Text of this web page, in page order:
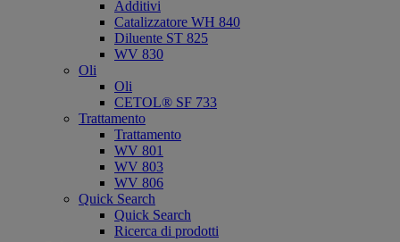
Additivi
Catalizzatore WH 840
Diluente ST 825
WV 830
Oli
Oli
CETOL® SF 733
Trattamento
Trattamento
WV 801
WV 803
WV 806
Quick Search
Quick Search
Ricerca di prodotti